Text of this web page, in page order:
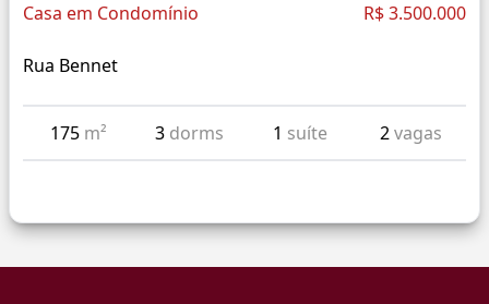
Casa em Condomínio R$ 3.500.000
Rua Bennet
175 m² 3 dorms 1 suíte 2vagas